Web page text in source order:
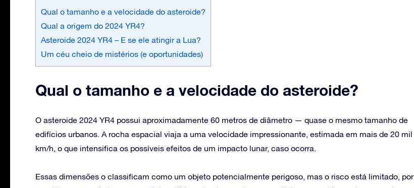
Qual o tamanho e a velocidade do asteroide?
Qual a origem do 2024 YR4?
Asteroide 2024 YR4 – E se ele atingir a Lua?
Um céu cheio de mistérios (e oportunidades)
Qual o tamanho e a velocidade do asteroide?
O asteroide 2024 YR4 possui aproximadamente 60 metros de diâmetro — quase o mesmo tamanho de
edifícios urbanos. A rocha espacial viaja a uma velocidade impressionante, estimada em mais de 20 mil
km/h, o que intensifica os possíveis efeitos de um impacto lunar, caso ocorra.
Essas dimensões o classificam como um objeto potencialmente perigoso, mas o risco está limitado, por